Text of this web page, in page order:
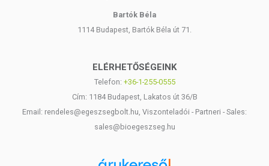
Bartók Béla
1114 Budapest, Bartók Béla út 71.
ELÉRHETŐSÉGEINK
Telefon: +36-1-255-0555
Cím: 1184 Budapest, Lakatos út 36/B
Email: rendeles@egeszsegbolt.hu, Viszonteladói - Partneri - Sales:
sales@bioegeszseg.hu